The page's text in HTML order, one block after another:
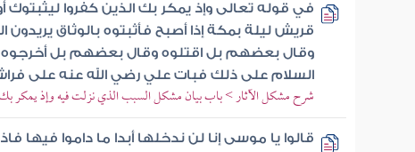
في قوله تعالى وإذ يمكر بك الذين كفروا ليثبتوك
قريش ليلة بمكة إذا أصبح فأثبتوه بالوثاق
وقال بعضهم بل اقتلوه وقال بعضهم بل أخرجوه
السلام على ذلك فبات علي رضي الله عنه على
شرح مشكل الآثار > باب بيان مشكل السبب الذي نزلت فيه وإذ يمكر بك
قالوا يا موسى إنا لن ندخلها أبدا ما داموا فيها